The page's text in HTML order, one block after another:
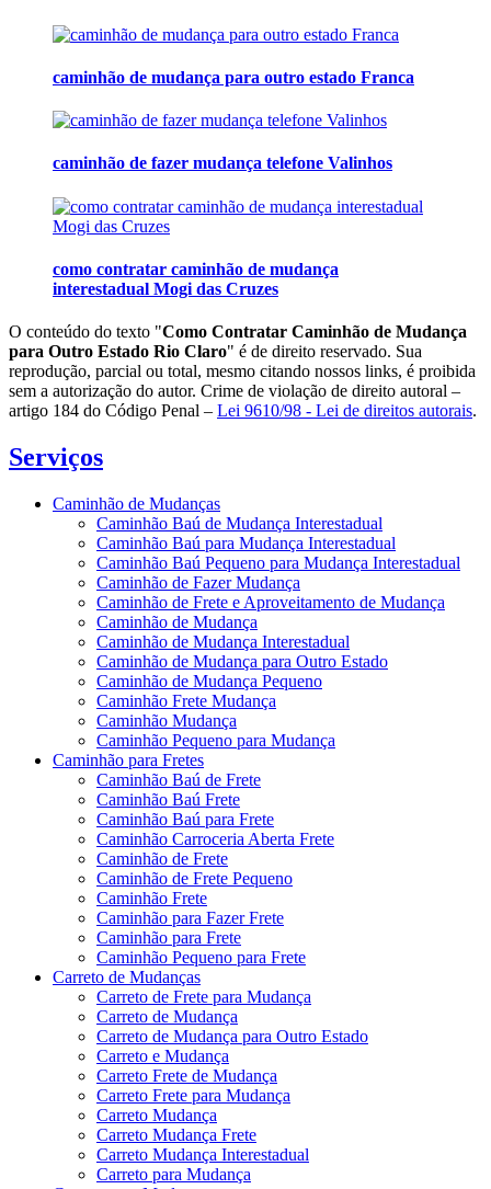
caminhão de mudança para outro estado Franca
caminhão de fazer mudança telefone Valinhos
como contratar caminhão de mudança
interestadual Mogi das Cruzes
O conteúdo do texto "Como Contratar Caminhão de Mudança
para Outro Estado Rio Claro" é de direito reservado. Sua
reprodução, parcial ou total, mesmo citando nossos links, é proibida
sem a autorização do autor. Crime de violação de direito autoral –
artigo 184 do Código Penal – Lei 9610/98 - Lei de direitos autorais.
Serviços
Caminhão de Mudanças
Caminhão Baú de Mudança Interestadual
Caminhão Baú para Mudança Interestadual
Caminhão Baú Pequeno para Mudança Interestadual
Caminhão de Fazer Mudança
Caminhão de Frete e Aproveitamento de Mudança
Caminhão de Mudança
Caminhão de Mudança Interestadual
Caminhão de Mudança para Outro Estado
Caminhão de Mudança Pequeno
Caminhão Frete Mudança
Caminhão Mudança
Caminhão Pequeno para Mudança
Caminhão para Fretes
Caminhão Baú de Frete
Caminhão Baú Frete
Caminhão Baú para Frete
Caminhão Carroceria Aberta Frete
Caminhão de Frete
Caminhão de Frete Pequeno
Caminhão Frete
Caminhão para Fazer Frete
Caminhão para Frete
Caminhão Pequeno para Frete
Carreto de Mudanças
Carreto de Frete para Mudança
Carreto de Mudança
Carreto de Mudança para Outro Estado
Carreto e Mudança
Carreto Frete de Mudança
Carreto Frete para Mudança
Carreto Mudança
Carreto Mudança Frete
Carreto Mudança Interestadual
Carreto para Mudança